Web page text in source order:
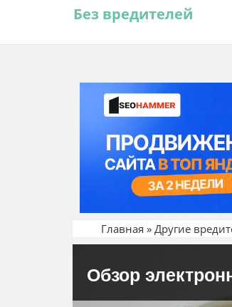
Без вредителей
Главная » Другие
Обзор